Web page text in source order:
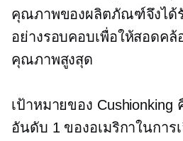
คุณภาพของผลิตภัณฑ์จึงได้
อย่างรอบคอบเพื่อให้สอดคล้
คุณภาพสูงสุด
เป้าหมายของ Cushionking
อันดับ 1 ของอเมริกาในการ